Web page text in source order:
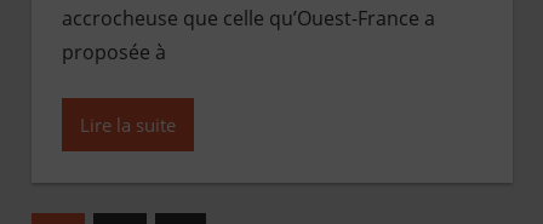
accrocheuse que celle qu’Ouest-France a
proposée à
Lire la suite